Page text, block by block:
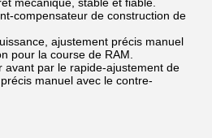
compensateur de construction de
ajustement précis manuel
pour la course de RAM.
avant par le rapide-ajustement de
manuel avec le contre-